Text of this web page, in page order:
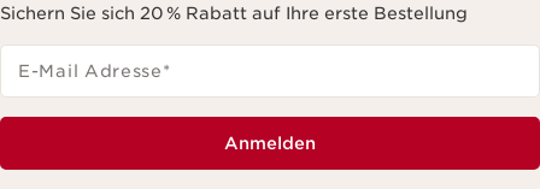
Sichern Sie sich 20 % Rabatt auf Ihre erste Bestellung
E-Mail Adresse*
Anmelden